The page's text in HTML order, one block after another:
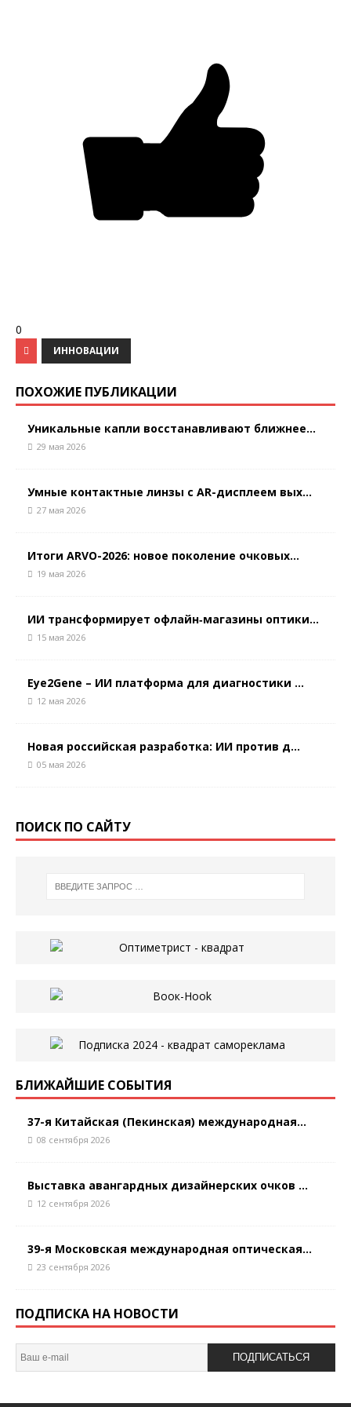
0
ИННОВАЦИИ
ПОХОЖИЕ ПУБЛИКАЦИИ
Уникальные капли восстанавливают ближнее...
29 мая 2026
Умные контактные линзы с AR-дисплеем вых...
27 мая 2026
Итоги ARVO-2026: новое поколение очковых...
19 мая 2026
ИИ трансформирует офлайн‑магазины оптики...
15 мая 2026
Eye2Gene – ИИ платформа для диагностики ...
12 мая 2026
Новая российская разработка: ИИ против д...
05 мая 2026
ПОИСК ПО САЙТУ
БЛИЖАЙШИЕ СОБЫТИЯ
37-я Китайская (Пекинская) международная...
08 сентября 2026
Выставка авангардных дизайнерских очков ...
12 сентября 2026
39-я Московская международная оптическая...
23 сентября 2026
ПОДПИСКА НА НОВОСТИ
ПОДПИСАТЬСЯ